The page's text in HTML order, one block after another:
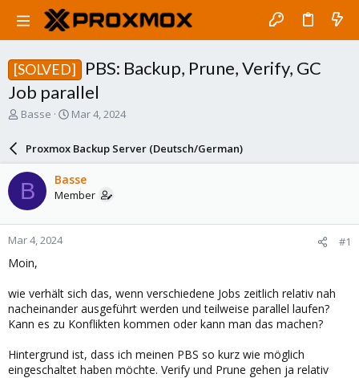
[SOLVED]
PBS: Backup, Prune, Verify, GC
Job parallel
T
a
d
s
t
a
r
t
e
Basse
S
a
r
d
a
e
Mar 4, 2024
Proxmox Backup Server (Deutsch/German)
B Basse
Member
Mar 4, 2024 #1
Moin,
wie verhält sich das, wenn verschiedene Jobs zeitlich relativ nah
nacheinander ausgeführt werden und teilweise parallel laufen?
Kann es zu Konflikten kommen oder kann man das machen?
Hintergrund ist, dass ich meinen PBS so kurz wie möglich
eingeschaltet haben möchte. Verify und Prune gehen ja relativ